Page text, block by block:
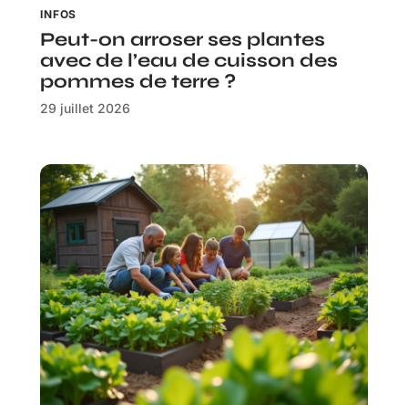
INFOS
Peut-on arroser ses plantes
avec de l’eau de cuisson des
pommes de terre ?
29 juillet 2026